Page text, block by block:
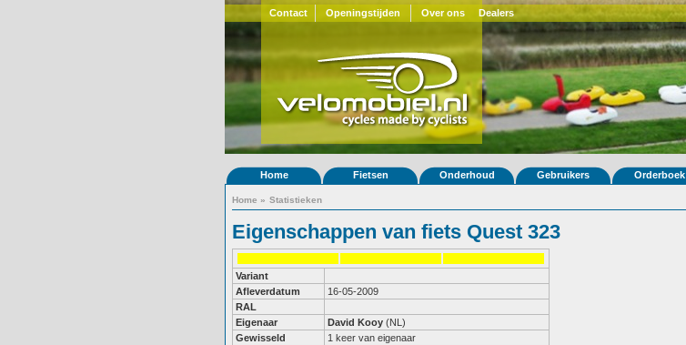
Contact Openingstijden Over ons Dealers
Home Fietsen Onderhoud Gebruikers Orderboek
Home » Statistieken
Eigenschappen van fiets Quest 323
Variant
Afleverdatum
16-05-2009
RAL
Eigenaar
David Kooy (NL)
Gewisseld
1 keer van eigenaar